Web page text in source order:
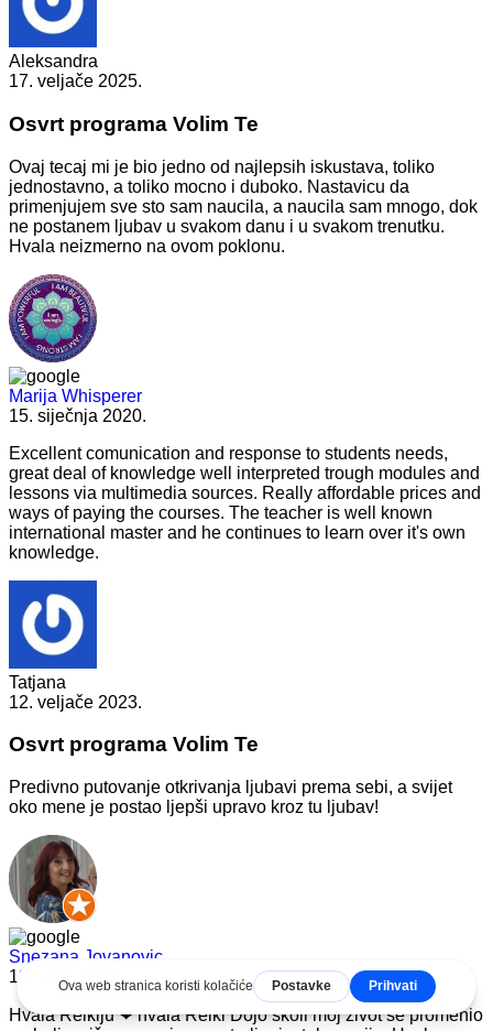
Aleksandra
17. veljače 2025.
Osvrt programa Volim Te
Ovaj tecaj mi je bio jedno od najlepsih iskustava, toliko
jednostavno, a toliko mocno i duboko. Nastavicu da
primenjujem sve sto sam naucila, a naucila sam mnogo, dok
ne postanem ljubav u svakom danu i u svakom trenutku.
Hvala neizmerno na ovom poklonu.
Marija Whisperer
15. siječnja 2020.
Excellent comunication and response to students needs,
great deal of knowledge well interpreted trough modules and
lessons via multimedia sources. Really affordable prices and
ways of paying the courses. The teacher is well known
international master and he continues to learn over it's own
knowledge.
Tatjana
12. veljače 2023.
Osvrt programa Volim Te
Predivno putovanje otkrivanja ljubavi prema sebi, a svijet
oko mene je postao ljepši upravo kroz tu ljubav!
Snezana Jovanovic
13. rujna 2020.
Hvala Reikiju ❤ hvala Reiki Dojo školi moj život se promenio